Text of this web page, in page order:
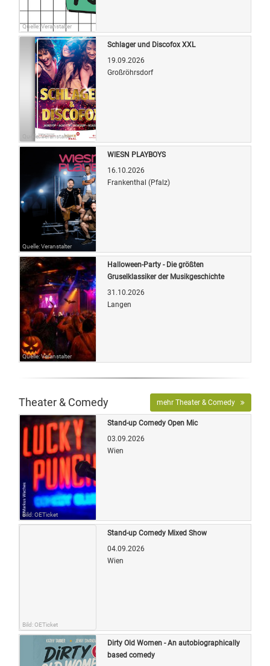
Quelle: Veranstalter
Quelle: Veranstalter
Schlager und Discofox XXL
19.09.2026
Großröhrsdorf
Quelle: Veranstalter
WIESN PLAYBOYS
16.10.2026
Frankenthal (Pfalz)
Quelle: Veranstalter
Halloween-Party - Die größten
Gruselklassiker der Musikgeschichte
31.10.2026
Langen
Theater & Comedy mehr Theater & Comedy
Bild: OETicket
Stand-up Comedy Open Mic
03.09.2026
Wien
Bild: OETicket
Stand-up Comedy Mixed Show
04.09.2026
Wien
Dirty Old Women - An autobiographically
based comedy